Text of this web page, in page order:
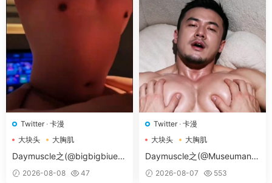
Twitter· 卡漫
大块头
大胸肌
大胸肌肉男
Daymuscle之(@bigbigbiue-
@BBb）
2026-08-08 47
Twitter· 卡漫
大块头
大胸肌
大胸肌肉男
Daymuscle之(@Museumans-
@Museuman）
2026-08-07 553